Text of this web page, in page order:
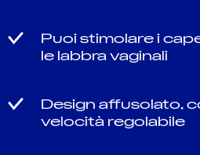
Puoi stimolare i
le labbra vaginali
Design affusolato,
velocità regolabile